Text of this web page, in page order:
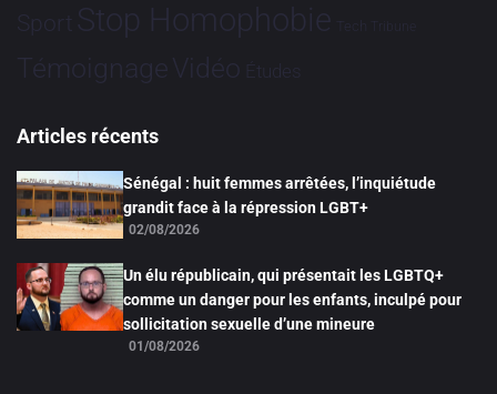
Sport Stop Homophobie Tech Tribune
TémoignageVidéo Études
Articles récents
Sénégal : huit femmes arrêtées, l’inquiétude
grandit face à la répression LGBT+
02/08/2026
Un élu républicain, qui présentait les LGBTQ+
comme un danger pour les enfants, inculpé pour
sollicitation sexuelle d’une mineure
01/08/2026